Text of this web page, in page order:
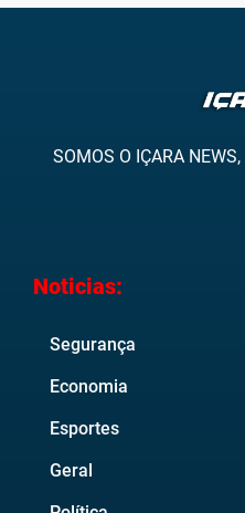
SOMOS O IÇARA
Noticias:
Segurança
Economia
Esportes
Geral